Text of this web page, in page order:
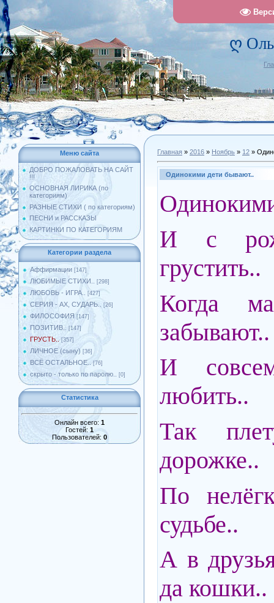
ღ
Меню сайта
ДОБРО ПОЖАЛОВАТЬ НА САЙТ
!!!
ОСНОВНАЯ ЛИРИКА (по
категориям)
РАЗНЫЕ СТИХИ ( по категориям)
ПЕСНИ и РАССКАЗЫ
КАРТИНКИ ПО КАТЕГОРИЯМ
Категории раздела
Аффирмации [147]
ЛЮБИМЫЕ СТИХИ.. [298]
ЛЮБОВЬ - ИГРА.. [427]
СЕРИЯ - АХ, СУДАРЬ.. [26]
ФИЛОСОФИЯ [147]
ПОЗИТИВ.. [147]
ГРУСТЬ.. [357]
ЛИЧНОЕ (сыну) [36]
ВСЁ ОСТАЛЬНОЕ.. [76]
скрыто - только по паролю.. [0]
Статистика
Онлайн всего: 1
Гостей: 1
Пользователей: 0
Главная » 2016 » Ноябрь » 12 »
Одинокими дети бывают..
И с
грустить..
Когда
забывают..
И
любить..
Так
дорожке..
По
судьбе..
А в
да кошки..